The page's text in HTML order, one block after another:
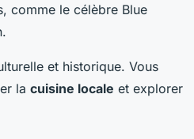
comme le célèbre Blue
et historique. Vous
la cuisine locale et explorer